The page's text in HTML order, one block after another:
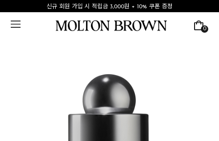
신규 회원 가입 시 적립금 3,000원 + 10% 쿠폰 증정
0